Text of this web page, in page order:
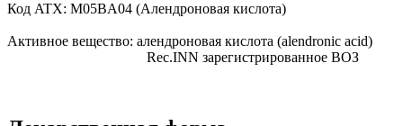
Код ATX: M05BA04 (Алендроновая кислота)
Активное вещество: алендроновая кислота (alendronic acid)
Rec.INN зарегистрированное ВОЗ